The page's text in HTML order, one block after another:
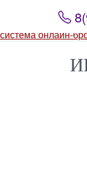
content
система онлайн-